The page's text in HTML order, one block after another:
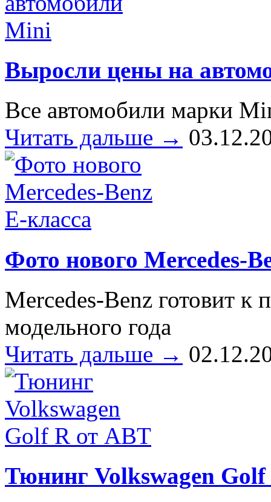
Выросли цены на
Все автомобили марки
Читать дальше →
Фото нового Mercedes-
Mercedes-Benz готовит к
модельного года
Читать дальше →
Тюнинг Volkswagen